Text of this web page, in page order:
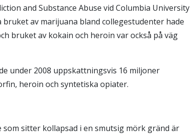
and Substance Abuse vid Columbia University
bruket av marijuana bland collegestudenter hade
bruket av kokain och heroin var också på väg
under 2008 uppskattningsvis 16 miljoner
heroin och syntetiska opiater.
sitter kollapsad i en smutsig mörk gränd är